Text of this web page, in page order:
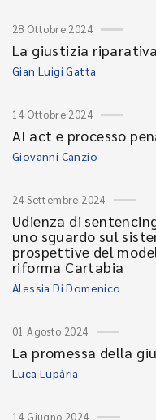
28 Ottobre 2024
La giustizia
Gian Luigi Gatta
14 Ottobre 2024
AI act e processo
Giovanni Canzio
24 Settembre 2024
Udienza di
uno sguardo sul
prospettive del
riforma Cartabia
Alessia Di Domenico
01 Agosto 2024
La promessa della
Luca Lupària
14 Giugno 2024